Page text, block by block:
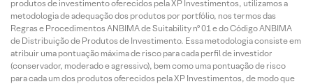
produtos de investimento oferecidos pela XP Investimentos, utilizamos a
metodologia de adequação dos produtos por portfólio, nos termos das
Regras e Procedimentos ANBIMA de Suitability nº 01 e do Código ANBIMA
de Distribuição de Produtos de Investimento. Essa metodologia consiste em
atribuir uma pontuação máxima de risco para cada perfil de investidor
(conservador, moderado e agressivo), bem como uma pontuação de risco
para cada um dos produtos oferecidos pela XP Investimentos, de modo que